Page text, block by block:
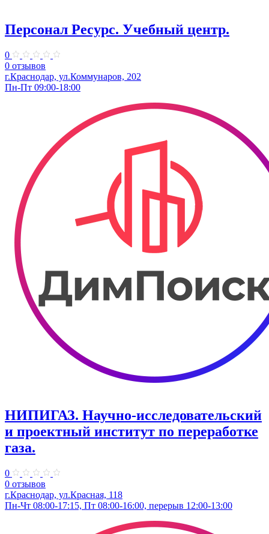
Персонал Ресурс. Учебный центр.
0
0 отзывов
г.Краснодар, ул.Коммунаров, 202
Пн-Пт 09:00-18:00
НИПИГАЗ. Научно-исследовательский
и проектный институт по переработке
газа.
0
0 отзывов
г.Краснодар, ул.​Красная, 118
Пн-Чт 08:00-17:15, Пт 08:00-16:00, перерыв 12:00-13:00